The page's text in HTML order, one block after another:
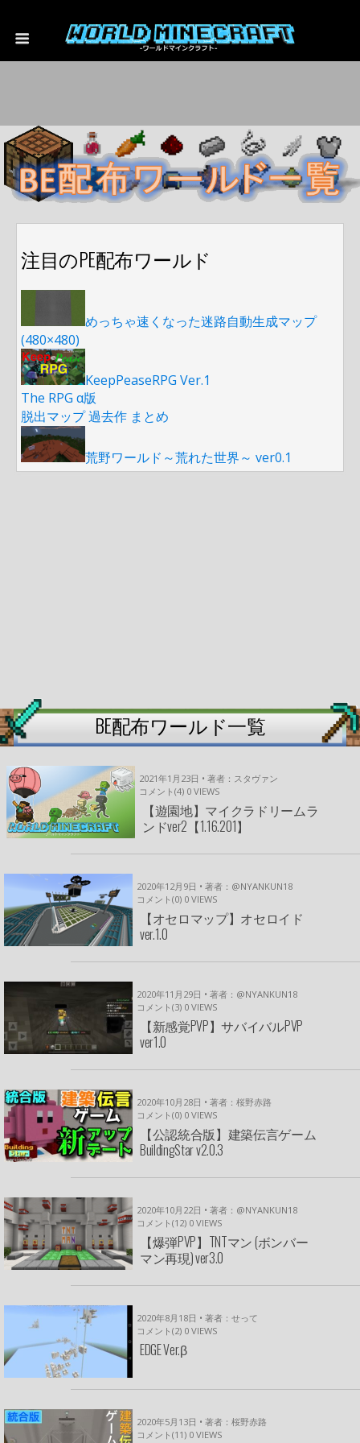
注目のPE配布ワールド
めっちゃ速くなった迷路自動生成マップ
(480×480)
KeepPeaseRPG Ver.1
The RPG α版
脱出マップ 過去作 まとめ
荒野ワールド～荒れた世界～ ver0.1
BE配布ワールド一覧
2021年1月23日 • 著者：スタヴァン
コメント(4) 0 VIEWS
【遊園地】マイクラドリームラ
ンドver2【1.16.201】
2020年12月9日 • 著者：@NYANKUN18
コメント(0) 0 VIEWS
【オセロマップ】オセロイド
ver.1.0
2020年11月29日 • 著者：@NYANKUN18
コメント(3) 0 VIEWS
【新感覚PVP】サバイバルPVP
ver1.0
2020年10月28日 • 著者：桜野赤路
コメント(0) 0 VIEWS
【公認統合版】建築伝言ゲーム
BuildingStar v2.0.3
2020年10月22日 • 著者：@NYANKUN18
コメント(12) 0 VIEWS
【爆弾PVP】TNTマン (ボンバー
マン再現) ver3.0
2020年8月18日 • 著者：せって
コメント(2) 0 VIEWS
EDGE Ver.β
2020年5月13日 • 著者：桜野赤路
コメント(11) 0 VIEWS